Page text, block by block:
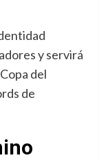
y servirá
del
de